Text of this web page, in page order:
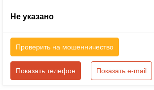
Не указано
Проверить на мошенничество
Показать телефон Показать e-mail